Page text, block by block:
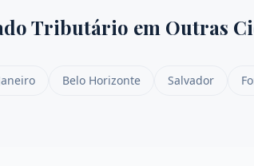
Tributário em Outras
Belo Horizonte Salvador